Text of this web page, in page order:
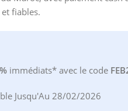
fiables.
immédiats* avec le code
Jusqu'Au 28/02/2026